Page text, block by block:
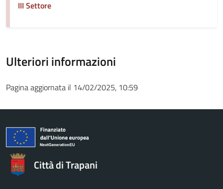
III Settore
Ulteriori informazioni
Pagina aggiornata il 14/02/2025, 10:59
Città di Trapani